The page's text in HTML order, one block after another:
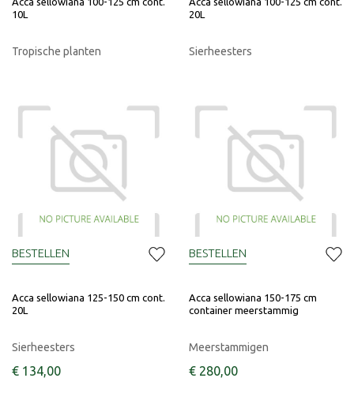
10L
Tropische planten
20L
Sierheesters
Acca sellowiana 125-150 cm cont.
20L
Sierheesters
€ 134,00
BESTELLEN
Acca sellowiana 150-175 cm
container meerstammig
Meerstammigen
€ 280,00
BESTELLEN